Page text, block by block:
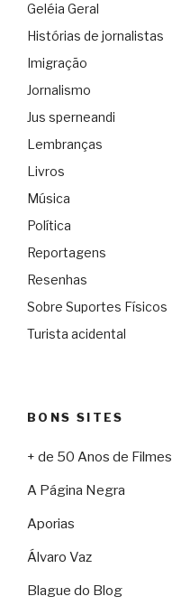
Geléia Geral
Histórias de jornalistas
Imigração
Jornalismo
Jus sperneandi
Lembranças
Livros
Música
Política
Reportagens
Resenhas
Sobre Suportes Físicos
Turista acidental
BONS SITES
+ de 50 Anos de Filmes
A Página Negra
Aporias
Álvaro Vaz
Blague do Blog